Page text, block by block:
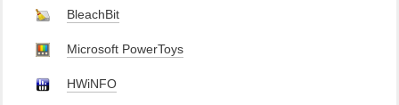
BleachBit
Microsoft PowerToys
HWiNFO